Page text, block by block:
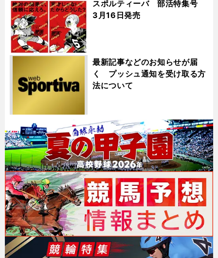
スポルティーバ 部活特集号
3月16日発売
最新記事などのお知らせが届
く プッシュ通知を受け取る方
法について